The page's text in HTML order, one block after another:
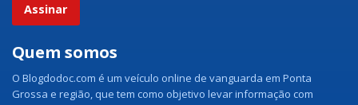
Assinar
Quem somos
O Blogdodoc.com é um veículo online de vanguarda em Ponta
Grossa e região, que tem como objetivo levar informação com